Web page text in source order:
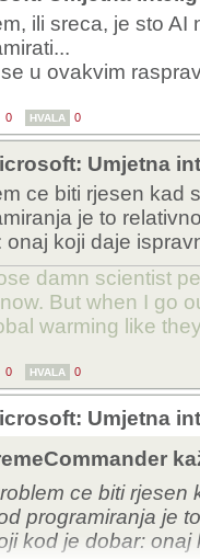
ili sreca, je sto
u ovakvim
0 HVALA 0
Umjetna
ce biti rjesen kad
je to
onaj koji daje
damn scientist
But when I go
warming like
0 HVALA 0
Umjetna
ce biti rjesen
programiranja je
kod je dobar: onaj